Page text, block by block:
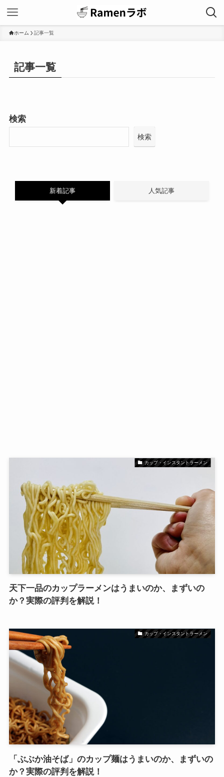
ホーム 記事一覧
記事一覧
検索
検索
新着記事 人気記事
カップ・インスタントラーメン
天下一品のカップラーメンはうまいのか、まずいの
か？実際の評判を解説！
カップ・インスタントラーメン
「ぶぶか油そば」のカップ麺はうまいのか、まずいの
か？実際の評判を解説！